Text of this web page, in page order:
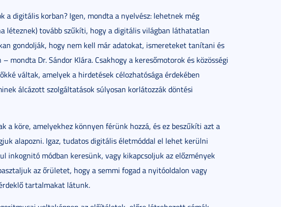
a digitális korban? Igen, mondta a nyelvész: lehetnek még
léteznek) tovább szűkíti, hogy a digitális világban láthatatlan
gondolják, hogy nem kell már adatokat, ismereteket tanítani és
Dr. Sándor Klára. Csakhogy a keresőmotorok és közösségi
váltak, amelyek a hirdetések célozhatósága érdekében
álcázott szolgáltatások súlyosan korlátozzák döntési
a köre, amelyekhez könnyen férünk hozzá, és ez beszűkíti azt a
alapozni. Igaz, tudatos digitális életmóddal el lehet kerülni
inkognitó módban keresünk, vagy kikapcsoljuk az előzmények
az őrületet, hogy a semmi fogad a nyitóoldalon vagy
tartalmakat látunk.